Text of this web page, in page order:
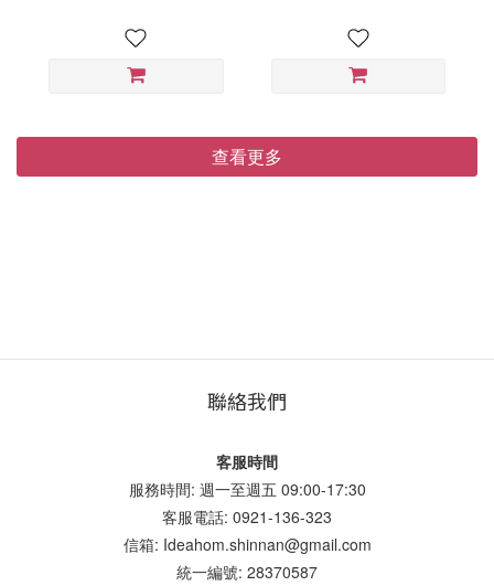
查看更多
聯絡我們
客服時間
服務時間: 週一至週五 09:00-17:30
客服電話: 0921-136-323
信箱: Ideahom.shinnan@gmail.com
統一編號: 28370587